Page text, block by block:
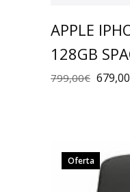
APPLE
128GB
799,00€ 679,00
Oferta